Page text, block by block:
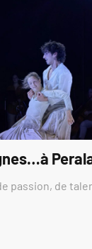
passion, de